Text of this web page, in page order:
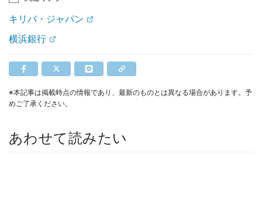
キリバ・ジャパン
横浜銀行
※本記事は掲載時点の情報であり、最新のものとは異なる場合があります。予
めご了承ください。
あわせて読みたい